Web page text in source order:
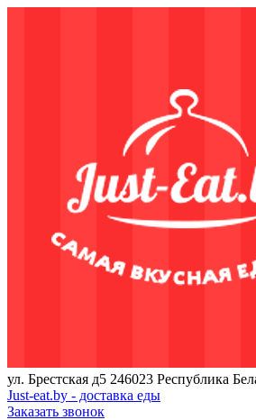
ул. Брестская д5 246023 Республика
Just-eat.by - доставка еды
Заказать звонок